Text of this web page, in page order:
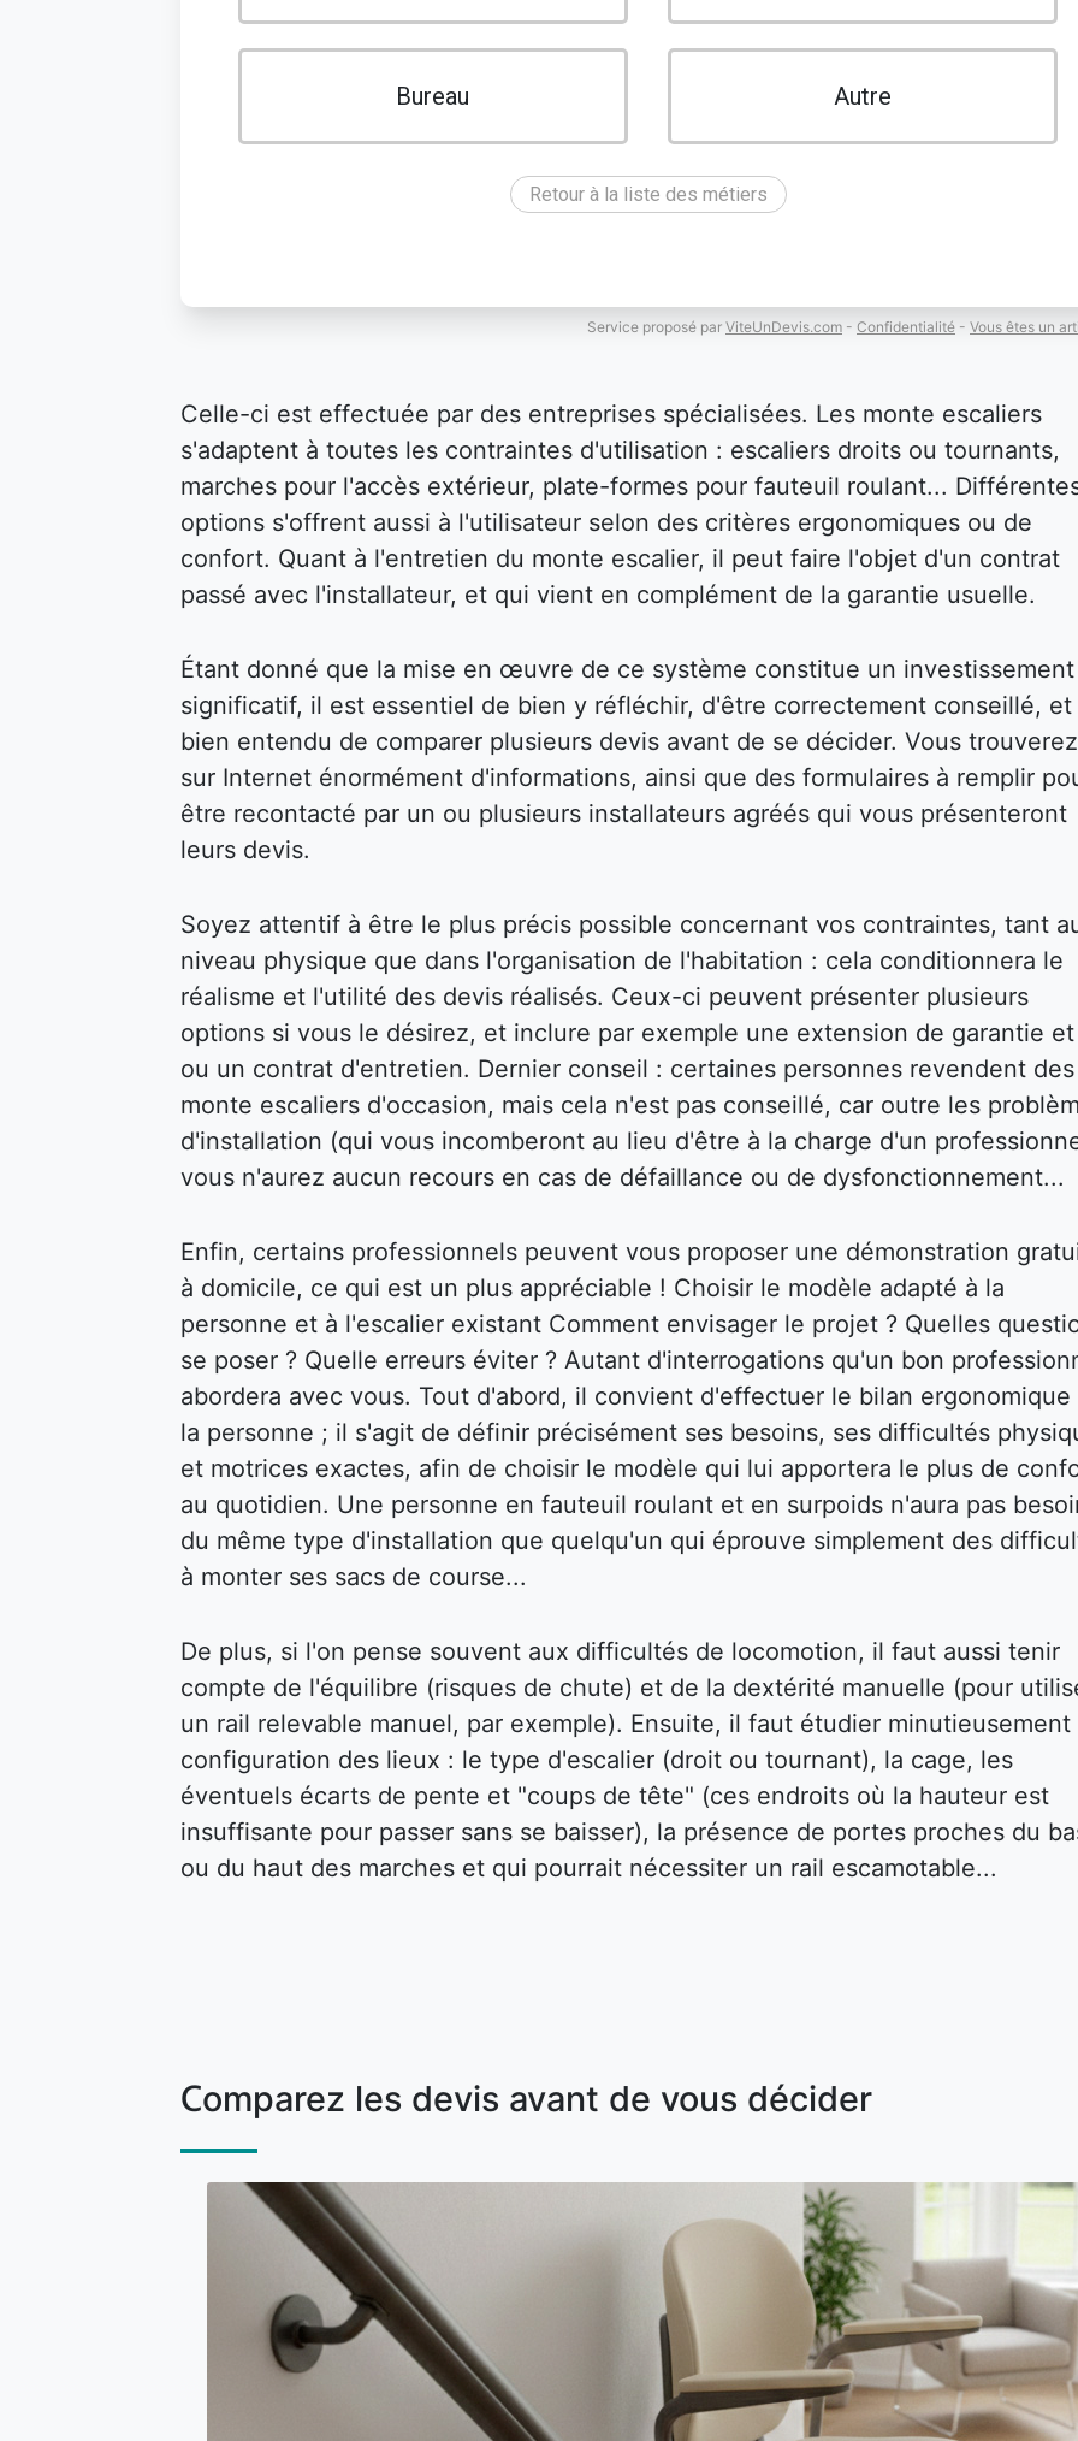
Bureau Autre
Retour à la liste des métiers
Service proposé par ViteUnDevis.com - Confidentialité - Vous êtes un
Celle-ci est effectuée par des entreprises spécialisées. Les monte escaliers
s'adaptent à toutes les contraintes d'utilisation : escaliers droits ou tournants,
marches pour l'accès extérieur, plate-formes pour fauteuil roulant...
options s'offrent aussi à l'utilisateur selon des critères ergonomiques ou de
confort. Quant à l'entretien du monte escalier, il peut faire l'objet d'un contrat
passé avec l'installateur, et qui vient en complément de la garantie usuelle.
Étant donné que la mise en œuvre de ce système constitue un investissement
significatif, il est essentiel de bien y réfléchir, d'être correctement conseillé, et
bien entendu de comparer plusieurs devis avant de se décider. Vous trouverez
sur Internet énormément d'informations, ainsi que des formulaires à remplir
être recontacté par un ou plusieurs installateurs agréés qui vous présenteront
leurs devis.
Soyez attentif à être le plus précis possible concernant vos contraintes, tant
niveau physique que dans l'organisation de l'habitation : cela conditionnera le
réalisme et l'utilité des devis réalisés. Ceux-ci peuvent présenter plusieurs
options si vous le désirez, et inclure par exemple une extension de garantie
ou un contrat d'entretien. Dernier conseil : certaines personnes revendent des
monte escaliers d'occasion, mais cela n'est pas conseillé, car outre les
d'installation (qui vous incomberont au lieu d'être à la charge d'un
vous n'aurez aucun recours en cas de défaillance ou de dysfonctionnement...
Enfin, certains professionnels peuvent vous proposer une démonstration
à domicile, ce qui est un plus appréciable ! Choisir le modèle adapté à la
personne et à l'escalier existant Comment envisager le projet ? Quelles
se poser ? Quelle erreurs éviter ? Autant d'interrogations qu'un bon
abordera avec vous. Tout d'abord, il convient d'effectuer le bilan ergonomique
la personne ; il s'agit de définir précisément ses besoins, ses difficultés
et motrices exactes, afin de choisir le modèle qui lui apportera le plus de
au quotidien. Une personne en fauteuil roulant et en surpoids n'aura pas
du même type d'installation que quelqu'un qui éprouve simplement des
à monter ses sacs de course...
De plus, si l'on pense souvent aux difficultés de locomotion, il faut aussi tenir
compte de l'équilibre (risques de chute) et de la dextérité manuelle (pour
un rail relevable manuel, par exemple). Ensuite, il faut étudier minutieusement
configuration des lieux : le type d'escalier (droit ou tournant), la cage, les
éventuels écarts de pente et "coups de tête" (ces endroits où la hauteur est
insuffisante pour passer sans se baisser), la présence de portes proches du
ou du haut des marches et qui pourrait nécessiter un rail escamotable...
Comparez les devis avant de vous décider